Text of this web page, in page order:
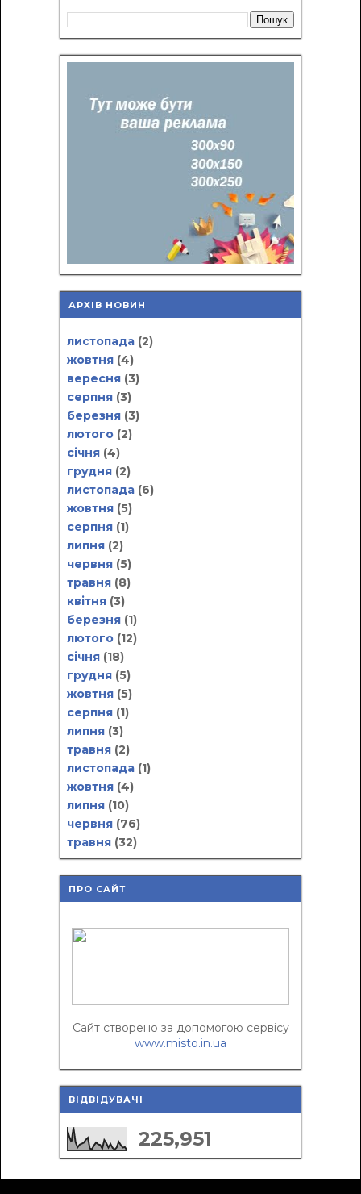
АРХІВ НОВИН
листопада (2)
жовтня (4)
вересня (3)
серпня (3)
березня (3)
лютого (2)
січня (4)
грудня (2)
листопада (6)
жовтня (5)
серпня (1)
липня (2)
червня (5)
травня (8)
квітня (3)
березня (1)
лютого (12)
січня (18)
грудня (5)
жовтня (5)
серпня (1)
липня (3)
травня (2)
листопада (1)
жовтня (4)
липня (10)
червня (76)
травня (32)
ПРО САЙТ
Сайт створено за допомогою сервісу
www.misto.in.ua
ВІДВІДУВАЧІ
225,951